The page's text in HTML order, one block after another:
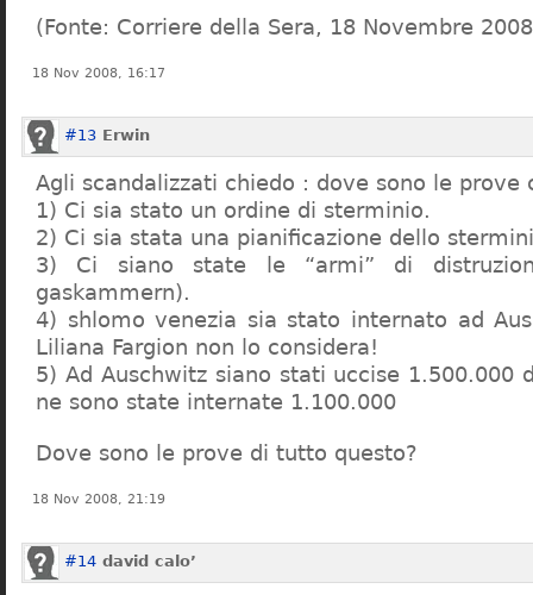
(Fonte: Corriere della Sera, 18 Novembre
18 Nov 2008, 16:17
#13 Erwin
Agli scandalizzati chiedo : dove sono le prove
1) Ci sia stato un ordine di sterminio.
2) Ci sia stata una pianificazione dello
3) Ci siano state le “armi” di
gaskammern).
4) shlomo venezia sia stato internato ad
Liliana Fargion non lo considera!
5) Ad Auschwitz siano stati uccise 1.500.000
ne sono state internate 1.100.000
Dove sono le prove di tutto questo?
18 Nov 2008, 21:19
#14 david calo’